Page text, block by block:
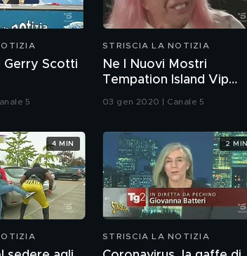
Gerry Scotti
5
STRISCIA LA NOTIZIA
Ne I Nuovi Mostri
Tempation Island Vip
mixato con X Factor
03 gen 2020 | Canale 5
4 MIN
STRISCIA LA NOTIZIA
2 MIN